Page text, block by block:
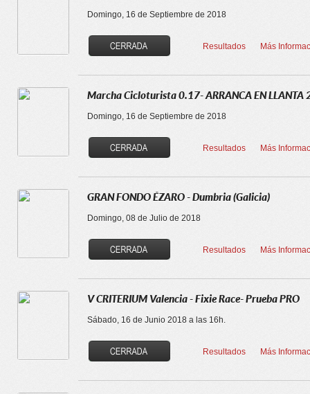
Domingo, 16 de Septiembre de 2018
Resultados Más
Marcha Cicloturista 0.17- ARRANCA EN LLANTA
Domingo, 16 de Septiembre de 2018
Resultados Más
GRAN FONDO ÉZARO - Dumbria (Galicia)
Domingo, 08 de Julio de 2018
Resultados Más
V CRITERIUM Valencia - Fixie Race- Prueba PRO
Sábado, 16 de Junio 2018 a las 16h.
Resultados Más